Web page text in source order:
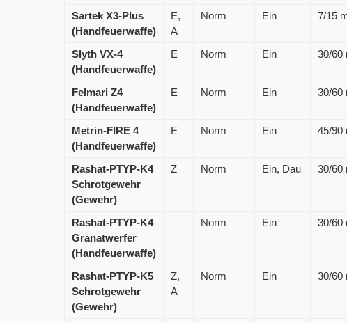
Sartek X3-Plus
(Handfeuerwaffe)
E,
A
Norm Ein 7/15
Slyth VX-4
(Handfeuerwaffe)
E Norm Ein 30/60
Felmari Z4
(Handfeuerwaffe)
E Norm Ein 30/60
Metrin-FIRE 4
(Handfeuerwaffe)
E Norm Ein 45/90
Rashat-PTYP-K4
Schrotgewehr
(Gewehr)
Z Norm Ein, Dau 30/60
Rashat-PTYP-K4
Granatwerfer
(Handfeuerwaffe)
– Norm Ein 30/60
Rashat-PTYP-K5
Schrotgewehr
(Gewehr)
Z,
A
Norm Ein 30/60